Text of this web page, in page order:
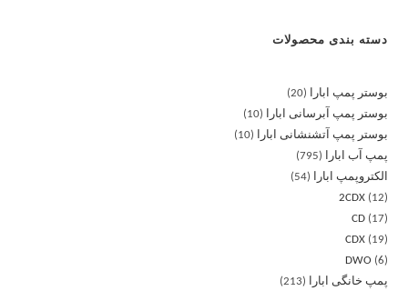
دسته بندی محصولات
بوستر پمپ ابارا
20
بوستر پمپ آبرسانی ابارا
10
بوستر پمپ آتشنشانی ابارا
10
پمپ آب ابارا
795
الکتروپمپ ابارا
54
2CDX
12
CD
17
CDX
19
DWO
6
پمپ خانگی ابارا
213